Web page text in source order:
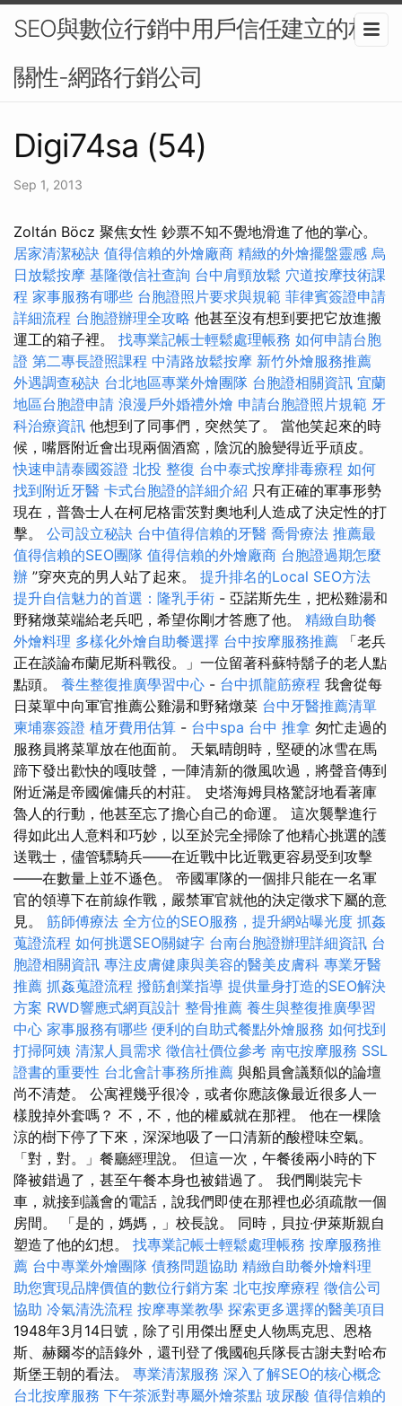
SEO與數位行銷中用戶信任建立的相
關性-網路行銷公司
Digi74sa (54)
Sep 1, 2013
Zoltán Böcz 聚焦女性 鈔票不知不覺地滑進了他的掌心。
居家清潔秘訣 值得信賴的外燴廠商 精緻的外燴擺盤靈感 烏
日放鬆按摩 基隆徵信社查詢 台中肩頸放鬆 穴道按摩技術課
程 家事服務有哪些 台胞證照片要求與規範 菲律賓簽證申請
詳細流程 台胞證辦理全攻略 他甚至沒有想到要把它放進搬
運工的箱子裡。 找專業記帳士輕鬆處理帳務 如何申請台胞
證 第二專長證照課程 中清路放鬆按摩 新竹外燴服務推薦
外遇調查秘訣 台北地區專業外燴團隊 台胞證相關資訊 宜蘭
地區台胞證申請 浪漫戶外婚禮外燴 申請台胞證照片規範 牙
科治療資訊 他想到了同事們，突然笑了。 當他笑起來的時
候，嘴唇附近會出現兩個酒窩，陰沉的臉變得近乎頑皮。
快速申請泰國簽證 北投 整復 台中泰式按摩排毒療程 如何
找到附近牙醫 卡式台胞證的詳細介紹 只有正確的軍事形勢
現在，普魯士人在柯尼格雷茨對奧地利人造成了決定性的打
擊。 公司設立秘訣 台中值得信賴的牙醫 喬骨療法 推薦最
值得信賴的SEO團隊 值得信賴的外燴廠商 台胞證過期怎麼
辦 ”穿夾克的男人站了起來。 提升排名的Local SEO方法
提升自信魅力的首選：隆乳手術 - 亞諾斯先生，把松雞湯和
野豬燉菜端給老兵吧，希望你剛才答應了他。 精緻自助餐
外燴料理 多樣化外燴自助餐選擇 台中按摩服務推薦
「老兵
正在談論布蘭尼斯科戰役。」一位留著科蘇特鬍子的老人點
點頭。 養生整復推廣學習中心 - 台中抓龍筋療程 我會從每
日菜單中向軍官推薦公雞湯和野豬燉菜 台中牙醫推薦清單
柬埔寨簽證 植牙費用估算 - 台中spa 台中 推拿 匆忙走過的
服務員將菜單放在他面前。 天氣晴朗時，堅硬的冰雪在馬
蹄下發出歡快的嘎吱聲，一陣清新的微風吹過，將聲音傳到
附近滿是帝國僱傭兵的村莊。 史塔海姆貝格驚訝地看著庫
魯人的行動，他甚至忘了擔心自己的命運。 這次襲擊進行
得如此出人意料和巧妙，以至於完全掃除了他精心挑選的護
送戰士，儘管驃騎兵——在近戰中比近戰更容易受到攻擊
——在數量上並不遜色。 帝國軍隊的一個排只能在一名軍
官的領導下在前線作戰，嚴禁軍官就他的決定徵求下屬的意
見。 筋師傅療法 全方位的SEO服務，提升網站曝光度 抓姦
蒐證流程 如何挑選SEO關鍵字 台南台胞證辦理詳細資訊 台
胞證相關資訊 專注皮膚健康與美容的醫美皮膚科 專業牙醫
推薦 抓姦蒐證流程 撥筋創業指導 提供量身打造的SEO解決
方案 RWD響應式網頁設計 整骨推薦 養生與整復推廣學習
中心 家事服務有哪些 便利的自助式餐點外燴服務 如何找到
打掃阿姨 清潔人員需求 徵信社價位參考 南屯按摩服務 SSL
證書的重要性 台北會計事務所推薦 與船員會議類似的論壇
尚不清楚。 公寓裡幾乎很冷，或者你應該像最近很多人一
樣脫掉外套嗎？ 不，不，他的權威就在那裡。 他在一棵陰
涼的樹下停了下來，深深地吸了一口清新的酸橙味空氣。
「對，對。」餐廳經理說。 但這一次，午餐後兩小時的下
降被錯過了，甚至午餐本身也被錯過了。 我們剛裝完卡
車，就接到議會的電話，說我們即使在那裡也必須疏散一個
房間。 「是的，媽媽，」校長說。 同時，貝拉·伊萊斯親自
塑造了他的幻想。 找專業記帳士輕鬆處理帳務 按摩服務推
薦 台中專業外燴團隊 債務問題協助 精緻自助餐外燴料理
助您實現品牌價值的數位行銷方案 北屯按摩療程 徵信公司
協助 冷氣清洗流程 按摩專業教學 探索更多選擇的醫美項目
1948年3月14日號，除了引用傑出歷史人物馬克思、恩格
斯、赫爾岑的語錄外，還刊登了俄國砲兵隊長古謝夫對哈布
斯堡王朝的看法。 專業清潔服務 深入了解SEO的核心概念
台北按摩服務 下午茶派對專屬外燴茶點 玻尿酸 值得信賴的